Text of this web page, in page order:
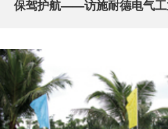
保驾护航——访施耐德电气